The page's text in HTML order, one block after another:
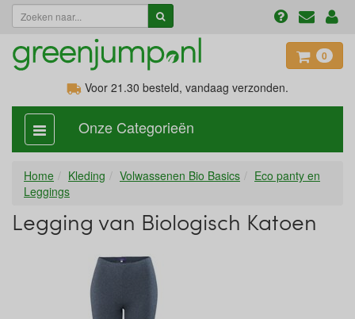
0
Voor 21.30 besteld, vandaag verzonden.
categorie
aan,
Onze Categorieën
Home Kleding Volwassenen Bio Basics
Eco panty en
Leggings
Legging van Biologisch Katoen